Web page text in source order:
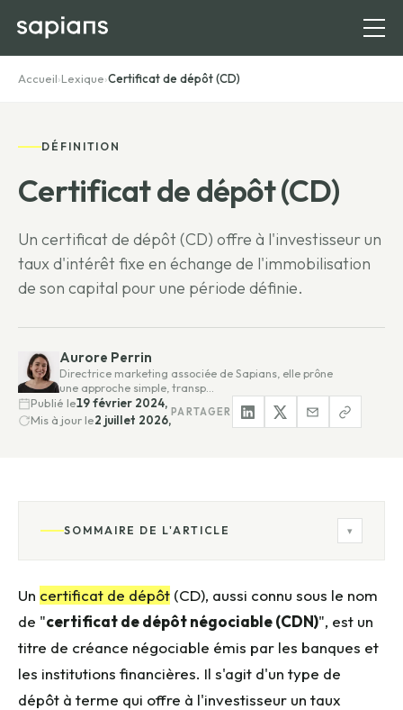
Accueil›Lexique›Certificat de dépôt (CD)
DÉFINITION
Certificat de dépôt (CD)
Un certificat de dépôt (CD) offre à l'investisseur un
taux d'intérêt fixe en échange de l'immobilisation
de son capital pour une période définie.
Aurore Perrin
Directrice marketing associée de Sapians, elle prône
une approche simple, transp…
Publié le19 février 2024,
Mis à jour le2 juillet 2026,
PARTAGER
SOMMAIRE DE L'ARTICLE ▾
Un certificat de dépôt (CD), aussi connu sous le nom
de "certificat de dépôt négociable (CDN)", est un
titre de créance négociable émis par les banques et
les institutions financières. Il s'agit d'un type de
dépôt à terme qui offre à l'investisseur un taux